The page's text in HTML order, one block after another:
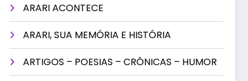
ARARI ACONTECE
ARARI, SUA MEMÓRIA E HISTÓRIA
ARTIGOS – POESIAS – CRÔNICAS – HUMOR